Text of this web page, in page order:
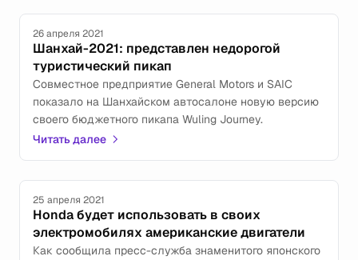
26 апреля 2021
Шанхай-2021: представлен недорогой
туристический пикап
Совместное предприятие General Motors и SAIC
показало на Шанхайском автосалоне новую версию
своего бюджетного пикапа Wuling Journey.
Читать далее
25 апреля 2021
Honda будет использовать в своих
электромобилях американские двигатели
Как сообщила пресс-служба знаменитого японского